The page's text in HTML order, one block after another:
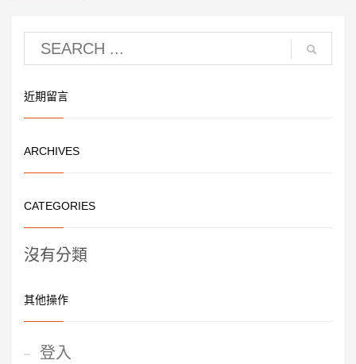
近期留言
ARCHIVES
CATEGORIES
沒有分類
其他操作
登入